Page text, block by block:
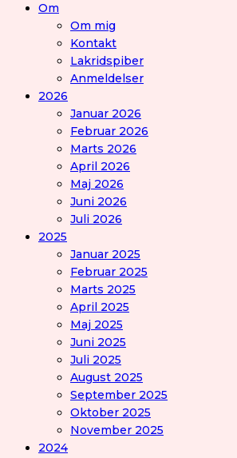
Om
Om mig
Kontakt
Lakridspiber
Anmeldelser
2026
Januar 2026
Februar 2026
Marts 2026
April 2026
Maj 2026
Juni 2026
Juli 2026
2025
Januar 2025
Februar 2025
Marts 2025
April 2025
Maj 2025
Juni 2025
Juli 2025
August 2025
September 2025
Oktober 2025
November 2025
2024